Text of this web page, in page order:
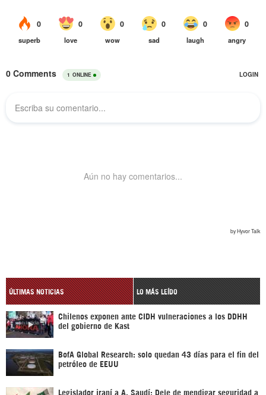
ÚLTIMAS NOTICIAS LO MÁS LEÍDO
Chilenos exponen ante CIDH vulneraciones a los DDHH
del gobierno de Kast
BofA Global Research: solo quedan 43 días para el fin del
petróleo de EEUU
Legislador iraní a A. Saudí: Deje de mendigar seguridad a